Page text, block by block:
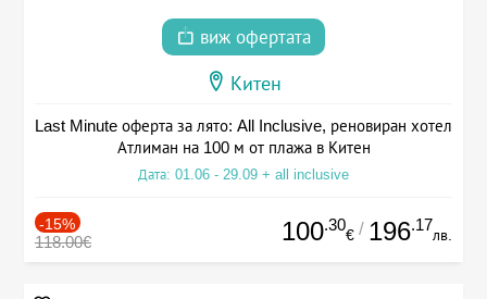
виж офертата
Китен
Last Minute оферта за лято: All Inclusive, реновиран хотел
Атлиман на 100 м от плажа в Китен
Дата: 01.06 - 29.09 + all inclusive
-15%
118.00€ 100.30
€ / 196.17
лв.